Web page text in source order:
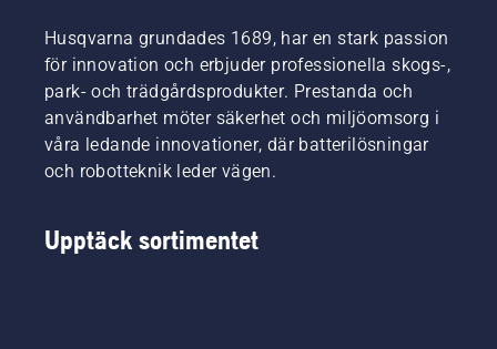
Husqvarna grundades 1689, har en stark passion
för innovation och erbjuder professionella skogs-,
park- och trädgårdsprodukter. Prestanda och
användbarhet möter säkerhet och miljöomsorg i
våra ledande innovationer, där batterilösningar
och robotteknik leder vägen.
Upptäck sortimentet